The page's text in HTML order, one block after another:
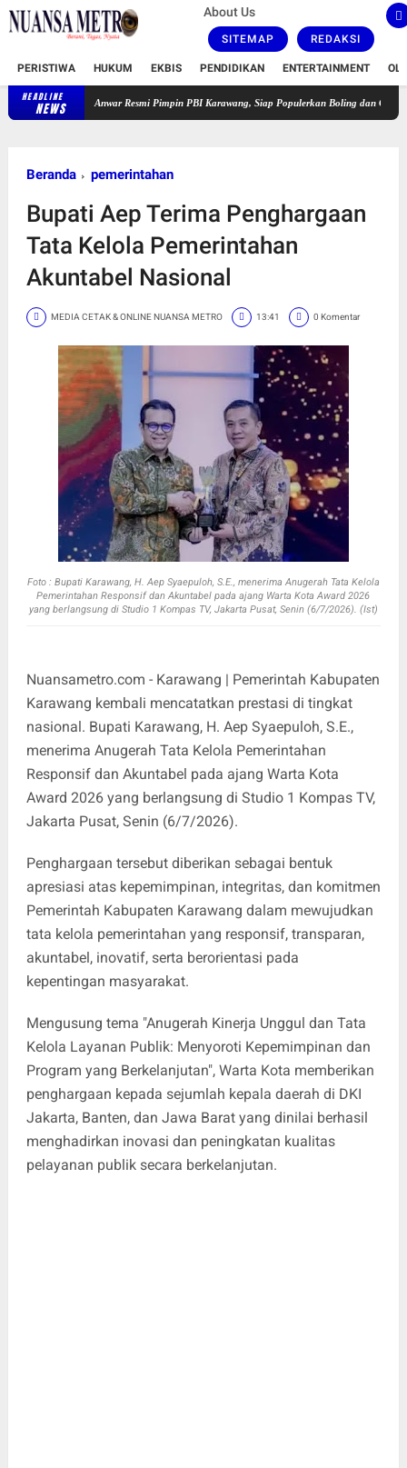
About Us
SITEMAP REDAKSI
PERISTIWA HUKUM EKBIS PENDIDIKAN ENTERTAINMENT
HEADLINE
NEWS
Saidah Anwar Resmi Pimpin PBI Karawang, Siap Populerkan Boling dan Cetak Atlet
Beranda pemerintahan
Bupati Aep Terima Penghargaan
Tata Kelola Pemerintahan
Akuntabel Nasional
MEDIA CETAK & ONLINE NUANSA METRO 13:41 0 Komentar
Foto : Bupati Karawang, H. Aep Syaepuloh, S.E., menerima Anugerah Tata Kelola
Pemerintahan Responsif dan Akuntabel pada ajang Warta Kota Award 2026
yang berlangsung di Studio 1 Kompas TV, Jakarta Pusat, Senin (6/7/2026). (Ist)
Nuansametro.com - Karawang | Pemerintah Kabupaten
Karawang kembali mencatatkan prestasi di tingkat
nasional. Bupati Karawang, H. Aep Syaepuloh, S.E.,
menerima Anugerah Tata Kelola Pemerintahan
Responsif dan Akuntabel pada ajang Warta Kota
Award 2026 yang berlangsung di Studio 1 Kompas TV,
Jakarta Pusat, Senin (6/7/2026).
Penghargaan tersebut diberikan sebagai bentuk
apresiasi atas kepemimpinan, integritas, dan komitmen
Pemerintah Kabupaten Karawang dalam mewujudkan
tata kelola pemerintahan yang responsif, transparan,
akuntabel, inovatif, serta berorientasi pada
kepentingan masyarakat.
Mengusung tema "Anugerah Kinerja Unggul dan Tata
Kelola Layanan Publik: Menyoroti Kepemimpinan dan
Program yang Berkelanjutan", Warta Kota memberikan
penghargaan kepada sejumlah kepala daerah di DKI
Jakarta, Banten, dan Jawa Barat yang dinilai berhasil
menghadirkan inovasi dan peningkatan kualitas
pelayanan publik secara berkelanjutan.